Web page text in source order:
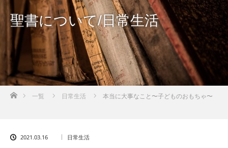
聖書について/日常生活
ホーム一覧 日常生活 本当に大事なこと〜子どものおもちゃ〜
2021.03.16 日常生活